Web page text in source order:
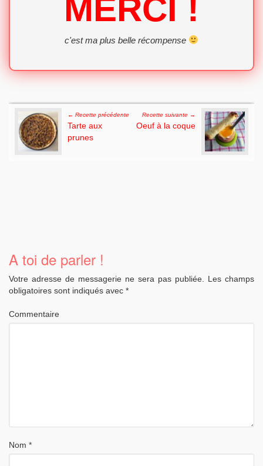
MERCI !
c'est ma plus belle récompense
Post navigation← Recette précédente
Tarte aux
prunes
Recette suivante →
Oeuf à la coque
A toi de parler !
Votre adresse de messagerie ne sera pas publiée.
Les champs
obligatoires sont indiqués avec *
Commentaire
Nom *